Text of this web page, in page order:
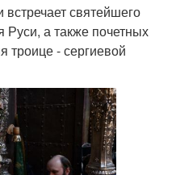
святейшего
Руси, а также почетных
троице - сергиевой